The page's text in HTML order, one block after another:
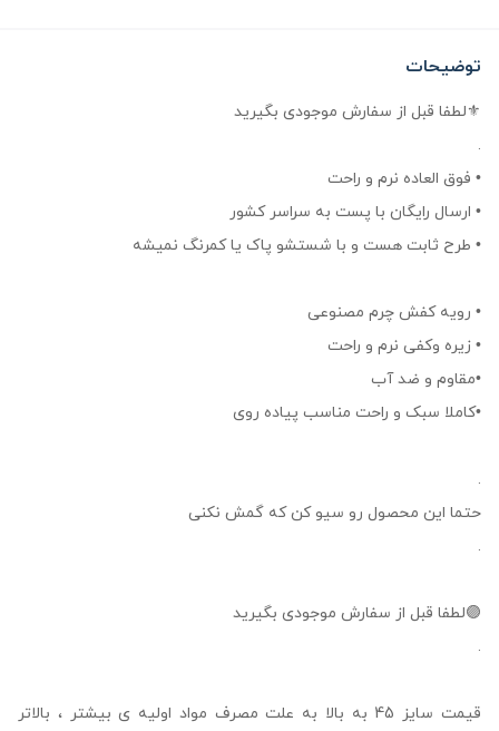
توضیحات
⚜لطفا قبل از سفارش موجودی بگیرید
.
• فوق العاده نرم و راحت
• ارسال رایگان با پست به سراسر کشور
• طرح ثابت هست و با شستشو پاک یا کمرنگ نمیشه
• رویه کفش چرم مصنوعی
• زیره وکفی نرم و راحت
•مقاوم و ضد آب
•کاملا سبک و راحت مناسب پیاده روی
.
حتما این محصول رو سیو کن که گمش نکنی
.
🟣لطفا قبل از سفارش موجودی بگیرید
.
قیمت سایز 45 به بالا به علت مصرف مواد اولیه ی بیشتر ، بالاتر